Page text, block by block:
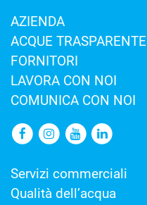
AZIENDA
ACQUE TRASPARENTE
FORNITORI
LAVORA CON NOI
COMUNICA CON NOI
Servizi commerciali
Qualità dell’acqua